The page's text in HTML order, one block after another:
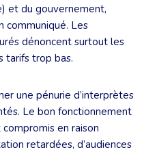
et du gouvernement,
communiqué. Les
dénoncent surtout les
tarifs trop bas.
une pénurie d’interprètes
Le bon fonctionnement
en raison
retardées, d’audiences